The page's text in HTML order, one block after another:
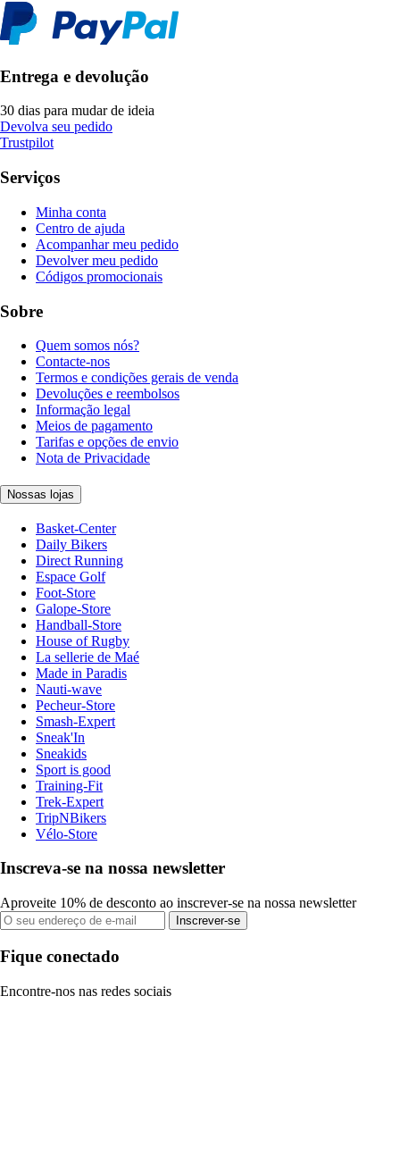
Entrega e devolução
30 dias para mudar de ideia
Devolva seu pedido
Trustpilot
Serviços
Minha conta
Centro de ajuda
Acompanhar meu pedido
Devolver meu pedido
Códigos promocionais
Sobre
Quem somos nós?
Contacte-nos
Termos e condições gerais de venda
Devoluções e reembolsos
Informação legal
Meios de pagamento
Tarifas e opções de envio
Nota de Privacidade
Nossas lojas
Basket-Center
Daily Bikers
Direct Running
Espace Golf
Foot-Store
Galope-Store
Handball-Store
House of Rugby
La sellerie de Maé
Made in Paradis
Nauti-wave
Pecheur-Store
Smash-Expert
Sneak'In
Sneakids
Sport is good
Training-Fit
Trek-Expert
TripNBikers
Vélo-Store
Inscreva-se na nossa newsletter
Aproveite 10% de desconto ao inscrever-se na nossa newsletter
Inscrever-se
Fique conectado
Encontre-nos nas redes sociais